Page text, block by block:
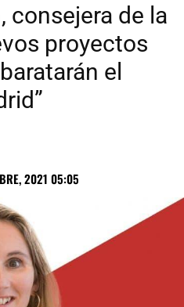
consejera de la
proyectos
el
2021 05:05